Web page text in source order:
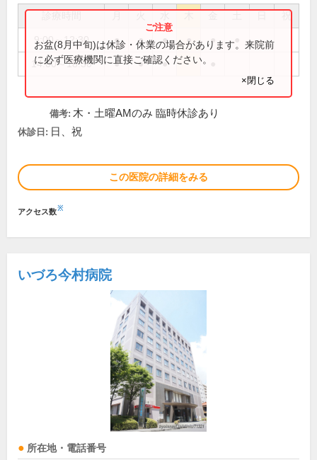
祝
9:00～12:30 ● ● ● ● ●
14:00～18:30 ● ● ●
お盆(8月中旬)は休診・休業の場合があります。来院前
に必ず医療機関に直接ご確認ください。
×閉じる
備考: 木・土曜AMのみ 臨時休診あり
休診日: 日、祝
この医院の詳細をみる
アクセス数※
いづろ今村病院
所在地・電話番号